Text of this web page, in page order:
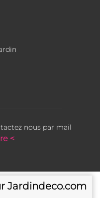
nous par mail
<
Jardindeco.com